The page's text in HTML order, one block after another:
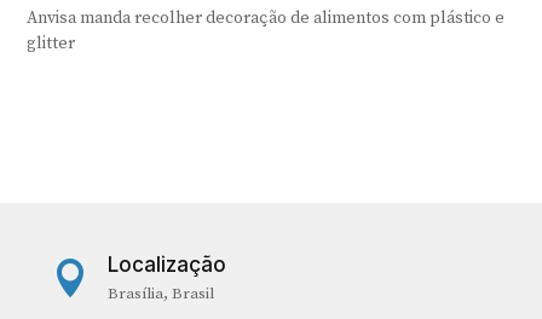
Anvisa manda recolher decoração de alimentos com plástico e
glitter
 Localização
Brasília, Brasil